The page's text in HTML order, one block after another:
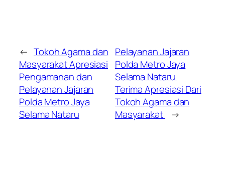
← Tokoh Agama dan
Masyarakat Apresiasi
Pengamanan dan
Pelayanan Jajaran
Polda Metro Jaya
Selama Nataru
Pelayanan Jajaran
Polda Metro Jaya
Selama Nataru
Terima Apresiasi Dari
Tokoh Agama dan
Masyarakat
→